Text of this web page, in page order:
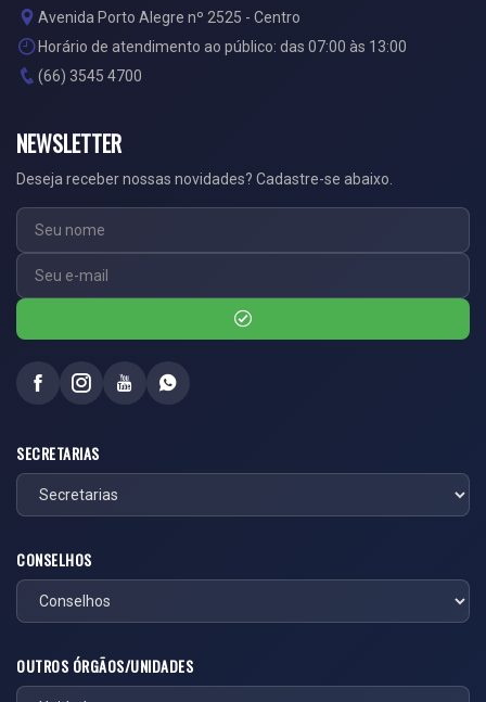
Avenida Porto Alegre nº 2525 - Centro
Horário de atendimento ao público: das 07:00 às 13:00
(66) 3545 4700
NEWSLETTER
Deseja receber nossas novidades? Cadastre-se abaixo.
SECRETARIAS
CONSELHOS
OUTROS ÓRGÃOS/UNIDADES